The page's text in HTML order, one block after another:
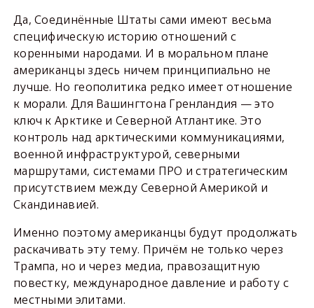
Да, Соединённые Штаты сами имеют весьма
специфическую историю отношений с
коренными народами. И в моральном плане
американцы здесь ничем принципиально не
лучше. Но геополитика редко имеет отношение
к морали. Для Вашингтона Гренландия — это
ключ к Арктике и Северной Атлантике. Это
контроль над арктическими коммуникациями,
военной инфраструктурой, северными
маршрутами, системами ПРО и стратегическим
присутствием между Северной Америкой и
Скандинавией.
Именно поэтому американцы будут продолжать
раскачивать эту тему. Причём не только через
Трампа, но и через медиа, правозащитную
повестку, международное давление и работу с
местными элитами.